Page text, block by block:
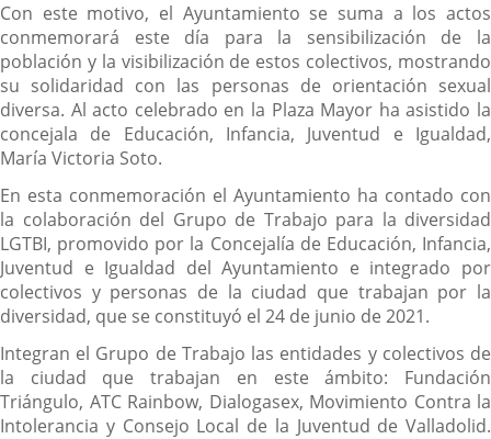
aplicación
externa.
aplicación
externa.
Con este motivo, el Ayuntamiento se suma a los actos
conmemorará este día para la sensibilización de la
población y la visibilización de estos colectivos, mostrando
su solidaridad con las personas de orientación sexual
diversa. Al acto celebrado en la Plaza Mayor ha asistido la
concejala de Educación, Infancia, Juventud e Igualdad,
María Victoria Soto.
En esta conmemoración el Ayuntamiento ha contado con
la colaboración del Grupo de Trabajo para la diversidad
LGTBI, promovido por la Concejalía de Educación, Infancia,
Juventud e Igualdad del Ayuntamiento e integrado por
colectivos y personas de la ciudad que trabajan por la
diversidad, que se constituyó el 24 de junio de 2021.
Integran el Grupo de Trabajo las entidades y colectivos de
la ciudad que trabajan en este ámbito: Fundación
Triángulo, ATC Rainbow, Dialogasex, Movimiento Contra la
Intolerancia y Consejo Local de la Juventud de Valladolid.